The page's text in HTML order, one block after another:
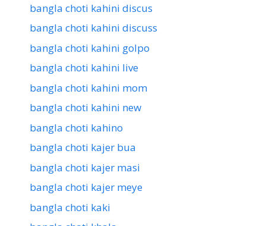
bangla choti kahini discus
bangla choti kahini discuss
bangla choti kahini golpo
bangla choti kahini live
bangla choti kahini mom
bangla choti kahini new
bangla choti kahino
bangla choti kajer bua
bangla choti kajer masi
bangla choti kajer meye
bangla choti kaki